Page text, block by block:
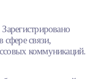
связи,
коммуникаций.